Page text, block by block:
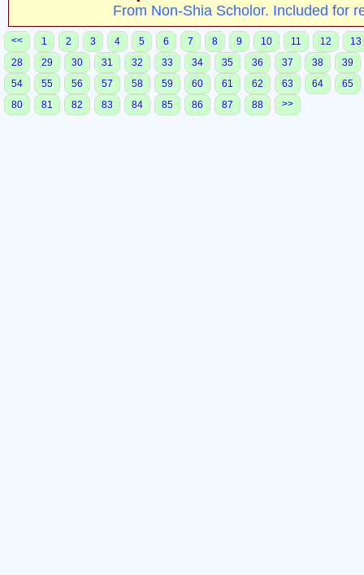
From Non-Shia Scholor. Included for
<< 1 2 3 4 5 6 7 8 9 10 11 12
13
28
29 30 31 32 33 34 35 36 37 38
39
54
55 56 57 58 59 60 61 62 63 64
65
80
81 82 83 84 85 86 87 88 >>